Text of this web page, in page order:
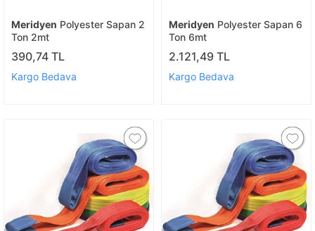
Meridyen Polyester Sapan 2
Ton 2mt
390,74 TL
Kargo Bedava
Meridyen Polyester Sapan 6
Ton 6mt
2.121,49 TL
Kargo Bedava